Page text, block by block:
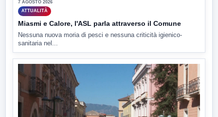
7 AGOSTO 2026
ATTUALITÀ
Miasmi e Calore, l'ASL parla attraverso il Comune
Nessuna nuova moria di pesci e nessuna criticità igienico-
sanitaria nel...